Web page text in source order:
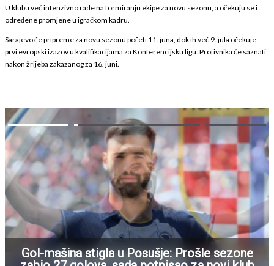
U klubu već intenzivno rade na formiranju ekipe za novu sezonu, a očekuju se i
određene promjene u igračkom kadru.
Sarajevo će pripreme za novu sezonu početi 11. juna, dok ih već 9. jula očekuje
prvi evropski izazov u kvalifikacijama za Konferencijsku ligu. Protivnika će saznati
nakon žrijeba zakazanog za 16. juni.
Gol-mašina stigla u Posušje: Prošle sezone